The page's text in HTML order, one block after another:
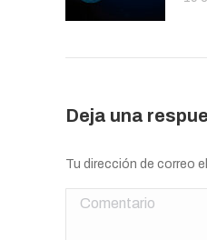
Deja una
Tu dirección de correo
Comentario